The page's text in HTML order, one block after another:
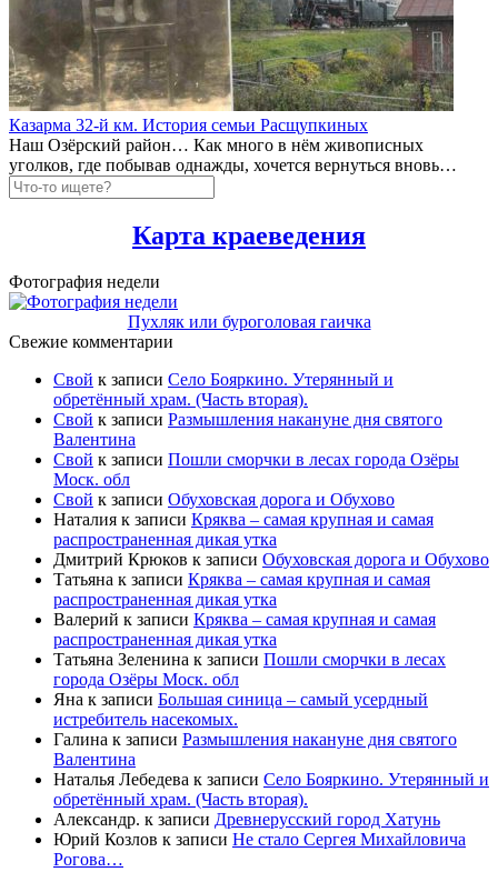
Казарма 32-й км. История семьи Расщупкиных
Наш Озёрский район… Как много в нём живописных
уголков, где побывав однажды, хочется вернуться вновь…
Карта краеведения
Фотография недели
Пухляк или буроголовая гаичка
Свежие комментарии
Свой к записи Село Бояркино. Утерянный и
обретённый храм. (Часть вторая).
Свой к записи Размышления накануне дня святого
Валентина
Свой к записи Пошли сморчки в лесах города Озёры
Моск. обл
Свой к записи Обуховская дорога и Обухово
Наталия к записи Кряква – самая крупная и самая
распространенная дикая утка
Дмитрий Крюков к записи Обуховская дорога и Обухово
Татьяна к записи Кряква – самая крупная и самая
распространенная дикая утка
Валерий к записи Кряква – самая крупная и самая
распространенная дикая утка
Татьяна Зеленина к записи Пошли сморчки в лесах
города Озёры Моск. обл
Яна к записи Большая синица – самый усердный
истребитель насекомых.
Галина к записи Размышления накануне дня святого
Валентина
Наталья Лебедева к записи Село Бояркино. Утерянный и
обретённый храм. (Часть вторая).
Александр. к записи Древнерусский город Хатунь
Юрий Козлов к записи Не стало Сергея Михайловича
Рогова…